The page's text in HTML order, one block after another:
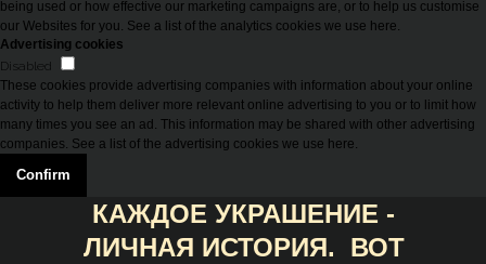
being used or how effective our marketing campaigns are, or to help us customise
our Websites for you. See a list of the analytics cookies we use here.
Advertising cookies
Disabled
These cookies provide advertising companies with information about your online
activity to help them deliver more relevant online advertising to you or to limit how
many times you see an ad. This information may be shared with other advertising
companies. See a list of the advertising cookies we use here.
Confirm
КАЖДОЕ УКРАШЕНИЕ -
ЛИЧНАЯ ИСТОРИЯ. ВОТ